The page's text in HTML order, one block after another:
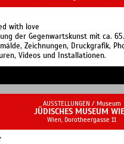
with love
der Gegenwartskunst mit ca.
Zeichnungen, Druckgrafik,
Videos und Installationen.
AUSSTELLUNGEN / Museum
JÜDISCHES MUSEUM
Wien, Dorotheergasse 11